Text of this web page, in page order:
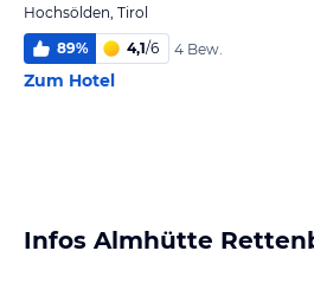
Hochsölden, Tirol
89% 4,1/6 4 Bew.
Zum Hotel
Infos Almhütte